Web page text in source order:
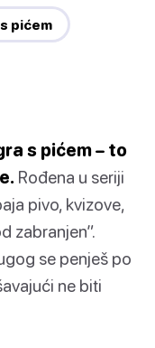
pićem
s pićem – to
Rođena u seriji
pivo, kvizove,
zabranjen”.
se penješ po
ne biti